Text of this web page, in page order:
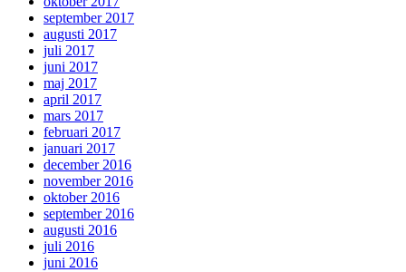
september 2017
augusti 2017
juli 2017
juni 2017
maj 2017
april 2017
mars 2017
februari 2017
januari 2017
december 2016
november 2016
oktober 2016
september 2016
augusti 2016
juli 2016
juni 2016